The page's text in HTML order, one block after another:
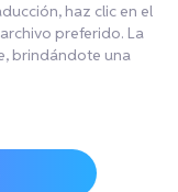
haz clic en el
preferido. La
brindándote una